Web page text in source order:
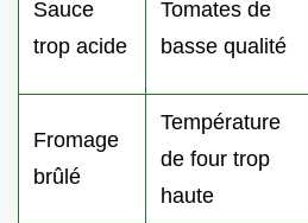
Sauce
trop acide
Tomates de
basse qualité
Fromage
brûlé
Température
de four trop
haute